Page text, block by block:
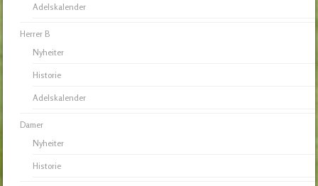
Adelskalender
Herrer B
Nyheiter
Historie
Adelskalender
Damer
Nyheiter
Historie